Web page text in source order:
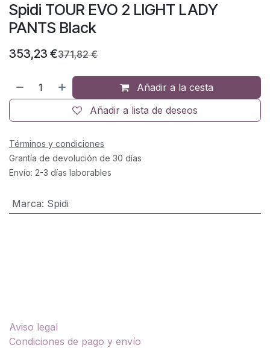
Spidi TOUR EVO 2 LIGHT LADY
PANTS Black
353,23 €371,82€
Añadir a la cesta
Añadir a lista de deseos
Términos y condiciones
Grantía de devolución de 30 días
Envío: 2-3 días laborables
Marca: Spidi
Aviso legal
Condiciones de pago y envío